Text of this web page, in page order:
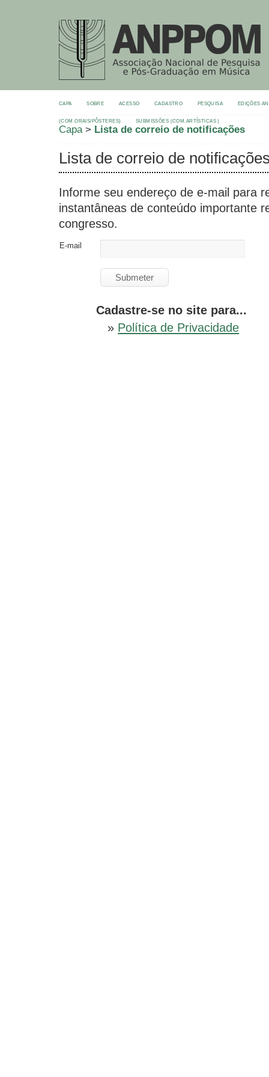
CAPA SOBRE ACESSO CADASTRO PESQUISA EDIÇÕES
(COM.ORAIS/PÔSTERES) SUBMISSÕES (COM.ARTÍSTICAS )
Capa> Lista de correio de notificações
Lista de correio de
Informe seu endereço de e-mail para
instantâneas de conteúdo importante
congresso.
E-mail
Cadastre-se no site para...
» Política de Privacidade